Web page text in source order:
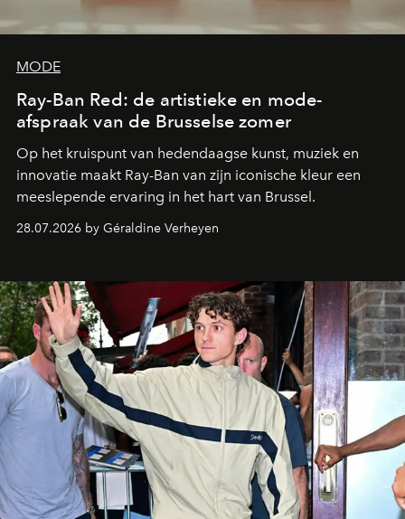
MODE
Ray-Ban Red: de artistieke en mode-
afspraak van de Brusselse zomer
Op het kruispunt van hedendaagse kunst, muziek en
innovatie maakt Ray-Ban van zijn iconische kleur een
meeslepende ervaring in het hart van Brussel.
28.07.2026 by Géraldine Verheyen